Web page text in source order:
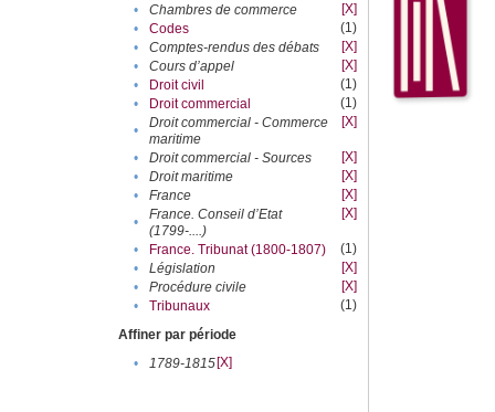
•
Chambres de commerce
[X]
•
Codes
(1)
•
Comptes-rendus des débats
[X]
•
Cours d’appel
[X]
•
Droit civil
(1)
•
Droit commercial
(1)
•
Droit commercial - Commerce
maritime
[X]
• Droit commercial - Sources
[X]
•
Droit maritime
[X]
•
France
[X]
•
France. Conseil d’Etat
(1799-....)
[X]
• France. Tribunat (1800-1807)
(1)
•
Législation
[X]
•
Procédure civile
[X]
•
Tribunaux
(1)
Affiner par période
•
1789-1815[X]